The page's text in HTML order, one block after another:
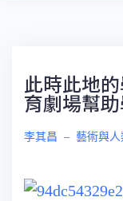
此時此地
育劇場幫
李其昌 – 藝術與